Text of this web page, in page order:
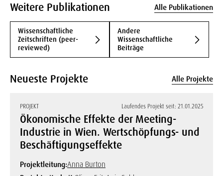
Weitere Publikationen Alle Publikationen
Wissenschaftliche
Zeitschriften (peer-
reviewed)
Andere
Wissenschaftliche
Beiträge
Neueste Projekte Alle Projekte
PROJEKT Laufendes Projekt seit: 21.01.2025
Ökonomische Effekte der Meeting-
Industrie in Wien. Wertschöpfungs- und
Beschäftigungseffekte
Projektleitung:Anna Burton